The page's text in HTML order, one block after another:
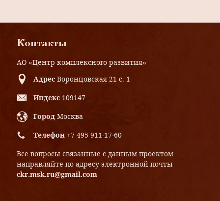
Контакты
АО «Центр комплексного развития»
Адрес Воронцовская 21 с. 1
Индекс 109147
Город Москва
Телефон +7 495 911-17-60
Все вопросы связанные с данным проектом
направляйте по адресу электронной почты
ckr.msk.ru@gmail.com